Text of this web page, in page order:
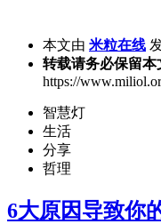
本文由 米粒在线
转载请务必保留本
https://
智慧灯
生活
分享
哲理
6大原因导致你